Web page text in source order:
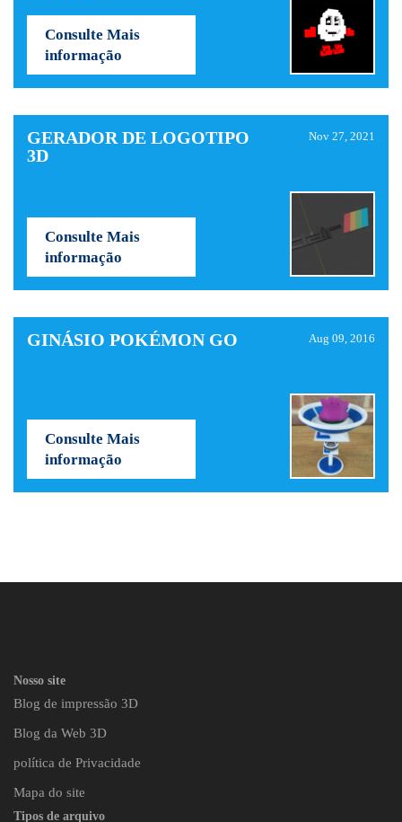
Consulte Mais
informação
GERADOR DE LOGOTIPO
3D
Nov 27, 2021
Consulte Mais
informação
GINÁSIO POKÉMON GO Aug 09, 2016
Consulte Mais
informação
Nosso site
Blog de impressão 3D
Blog da Web 3D
política de Privacidade
Mapa do site
Tipos de arquivo